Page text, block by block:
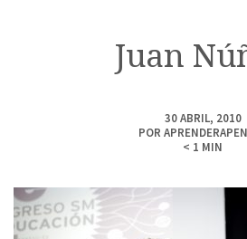
Juan
30 ABRIL, 2010
POR
< 1 MIN